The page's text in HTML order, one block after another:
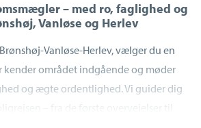
– med ro, faglighed og
Vanløse og Herlev
Vanløse-Herlev, vælger du en
området indgående og møder
og ægte ordentlighed. Vi guider dig